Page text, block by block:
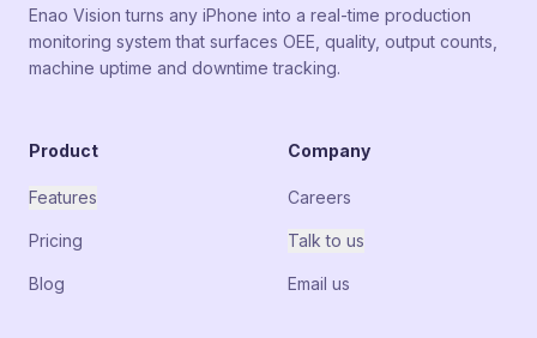
Enao Vision turns any iPhone into a real-time production
monitoring system that surfaces OEE, quality, output counts,
machine uptime and downtime tracking.
Product
Features
Pricing
Blog
Company
Careers
Talk to us
Email us